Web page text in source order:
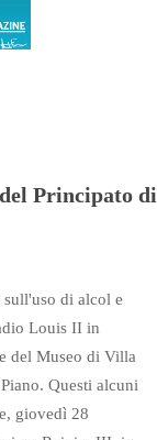
Principato di
di alcol e
Louis II in
del Museo di Villa
Questi alcuni
giovedì 28